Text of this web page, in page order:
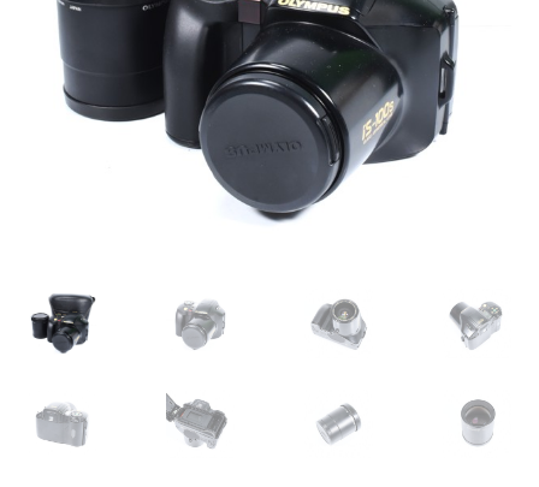
Sklep
Zamówienia